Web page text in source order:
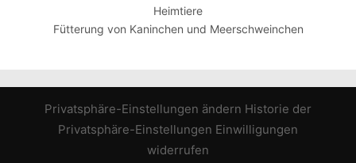
Heimtiere
Fütterung von Kaninchen und Meerschweinchen
Privatsphäre-Einstellungen ändern Historie der
Privatsphäre-Einstellungen Einwilligungen
widerrufen